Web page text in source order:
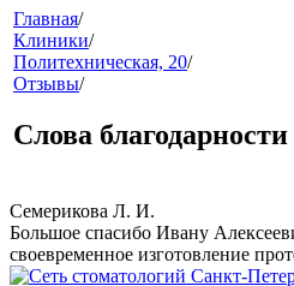
меню
звонок
Главная/
Клиники/
Политехническая, 20/
Отзывы/
Слова благодарности
Семерикова Л. И.
Большое спасибо Ивану
своевременное изготовление